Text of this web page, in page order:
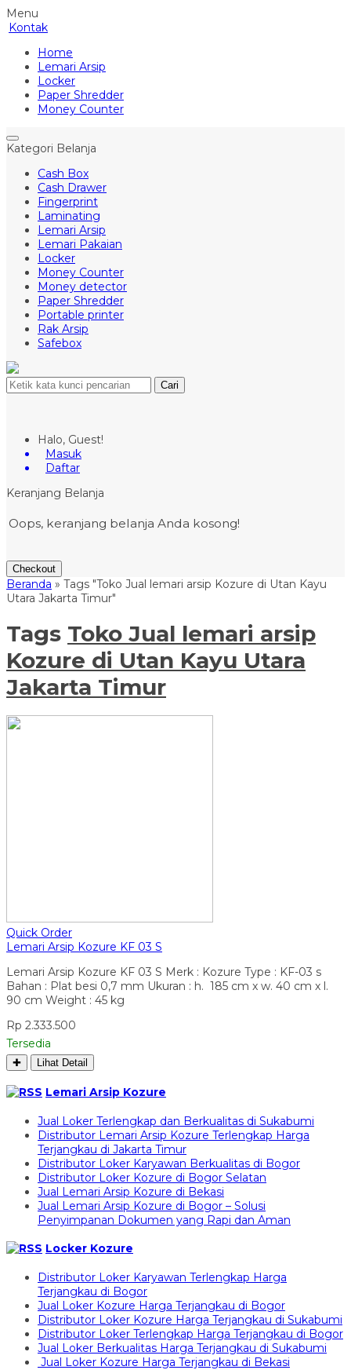
Menu
Kontak
Home
Lemari Arsip
Locker
Paper Shredder
Money Counter
Kategori Belanja
Cash Box
Cash Drawer
Fingerprint
Laminating
Lemari Arsip
Lemari Pakaian
Locker
Money Counter
Money detector
Paper Shredder
Portable printer
Rak Arsip
Safebox
Cari
Halo, Guest!
Masuk
Daftar
Keranjang Belanja
Oops, keranjang belanja Anda kosong!
Checkout
Beranda » Tags "Toko Jual lemari arsip Kozure di Utan Kayu
Utara Jakarta Timur"
Tags Toko Jual lemari arsip
Kozure di Utan Kayu Utara
Jakarta Timur
Quick Order
Lemari Arsip Kozure KF 03 S
Lemari Arsip Kozure KF 03 S Merk : Kozure Type : KF-03 s
Bahan : Plat besi 0,7 mm Ukuran : h. 185 cm x w. 40 cm x l.
90 cm Weight : 45 kg
Rp 2.333.500
Tersedia
✚ Lihat Detail
Lemari Arsip Kozure
Jual Loker Terlengkap dan Berkualitas di Sukabumi
Distributor Lemari Arsip Kozure Terlengkap Harga
Terjangkau di Jakarta Timur
Distributor Loker Karyawan Berkualitas di Bogor
Distributor Loker Kozure di Bogor Selatan
Jual Lemari Arsip Kozure di Bekasi
Jual Lemari Arsip Kozure di Bogor – Solusi
Penyimpanan Dokumen yang Rapi dan Aman
Locker Kozure
Distributor Loker Karyawan Terlengkap Harga
Terjangkau di Bogor
Jual Loker Kozure Harga Terjangkau di Bogor
Distributor Loker Kozure Harga Terjangkau di Sukabumi
Distributor Loker Terlengkap Harga Terjangkau di Bogor
Jual Loker Berkualitas Harga Terjangkau di Sukabumi
Jual Loker Kozure Harga Terjangkau di Bekasi